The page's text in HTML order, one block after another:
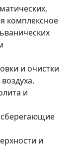
комплексное
и очистки
и
и